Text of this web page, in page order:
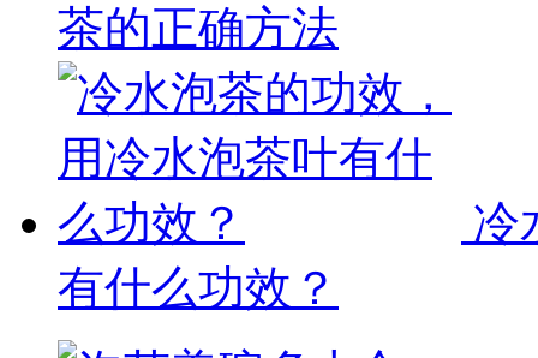
茶的正确方法
冷
有什么功效？